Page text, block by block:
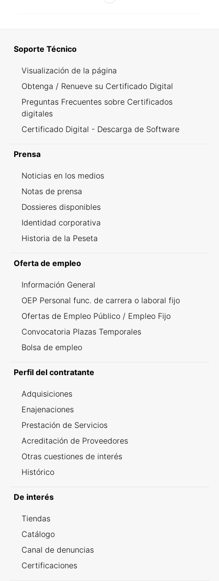
Soporte Técnico
Visualización de la página
Obtenga / Renueve su Certificado Digital
Preguntas Frecuentes sobre Certificados
digitales
Certificado Digital - Descarga de Software
Prensa
Noticias en los medios
Notas de prensa
Dossieres disponibles
Identidad corporativa
Historia de la Peseta
Oferta de empleo
Información General
OEP Personal func. de carrera o laboral fijo
Ofertas de Empleo Público / Empleo Fijo
Convocatoria Plazas Temporales
Bolsa de empleo
Perfil del contratante
Adquisiciones
Enajenaciones
Prestación de Servicios
Acreditación de Proveedores
Otras cuestiones de interés
Histórico
De interés
Tiendas
Catálogo
Canal de denuncias
Certificaciones